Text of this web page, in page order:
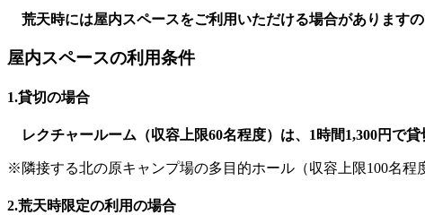
荒天時には屋内スペースをご利用いただける場合がありますの
屋内スペースの利用条件
1.貸切の場合
レクチャールーム（収容上限60名程度）は、1時間1,300円で貸
※隣接する北の原キャンプ場の多目的ホール（収容上限100名程
2.荒天時限定の利用の場合